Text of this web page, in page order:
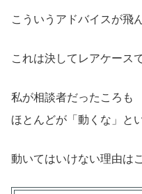
こういうアドバイスが飛
これは決してレアケース
私が相談者だったころも
ほとんどが「動くな」と
動いてはいけない理由は